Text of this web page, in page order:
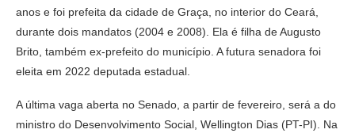
anos e foi prefeita da cidade de Graça, no interior do Ceará,
durante dois mandatos (2004 e 2008). Ela é filha de Augusto
Brito, também ex-prefeito do município. A futura senadora foi
eleita em 2022 deputada estadual.
A última vaga aberta no Senado, a partir de fevereiro, será a do
ministro do Desenvolvimento Social, Wellington Dias (PT-PI). Na